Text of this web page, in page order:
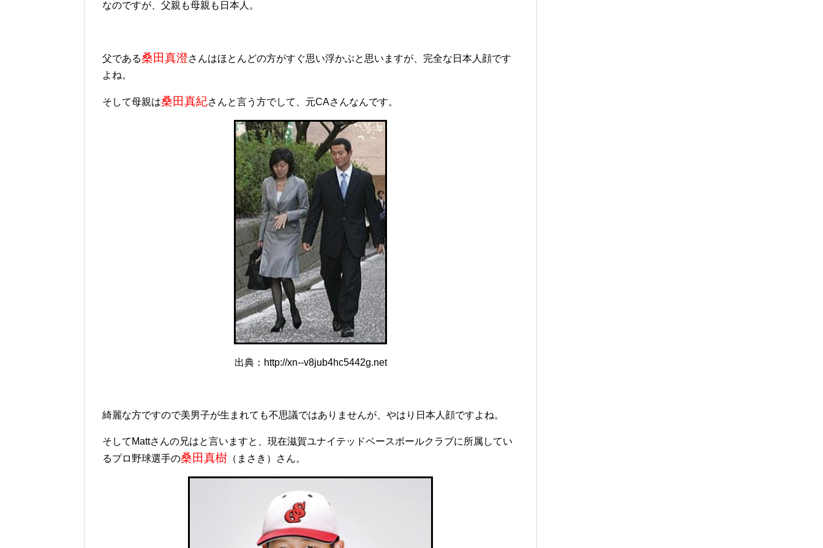
なのですが、父親も母親も日本人。
父である桑田真澄さんはほとんどの方がすぐ思い浮かぶと思いますが、完全な日本人顔です
よね。
そして母親は桑田真紀さんと言う方でして、元CAさんなんです。
出典：http://xn--v8jub4hc5442g.net
綺麗な方ですので美男子が生まれても不思議ではありませんが、やはり日本人顔ですよね。
そしてMattさんの兄はと言いますと、現在滋賀ユナイテッドベースボールクラブに所属してい
るプロ野球選手の桑田真樹 （まさき）さん。